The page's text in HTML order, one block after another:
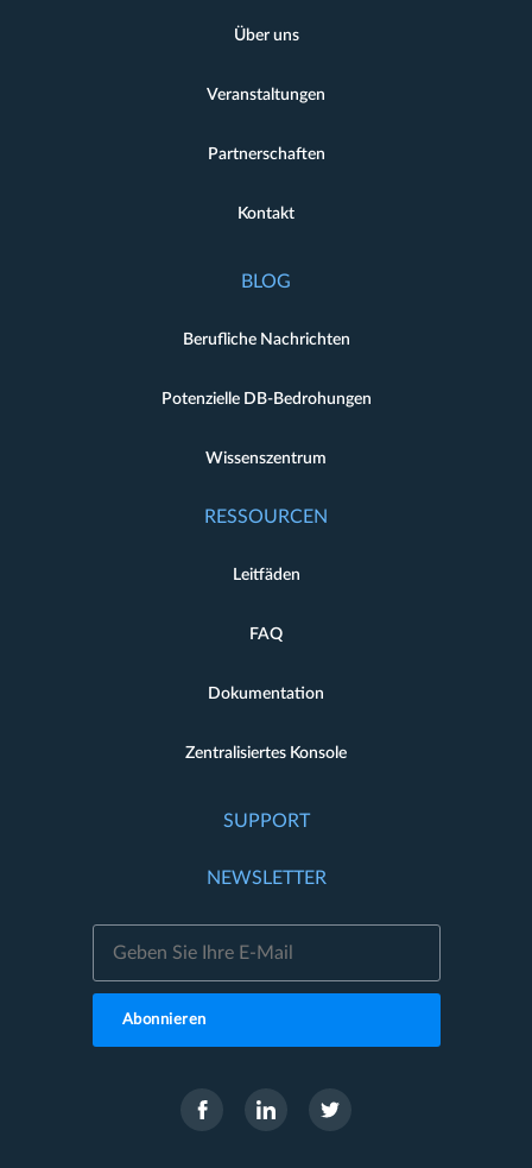
Über uns
Veranstaltungen
Partnerschaften
Kontakt
BLOG
Berufliche Nachrichten
Potenzielle DB-Bedrohungen
Wissenszentrum
RESSOURCEN
Leitfäden
FAQ
Dokumentation
Zentralisiertes Konsole
SUPPORT
NEWSLETTER
Abonnieren